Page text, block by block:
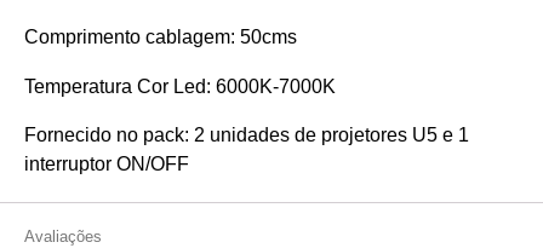
Comprimento cablagem: 50cms
Temperatura Cor Led: 6000K-7000K
Fornecido no pack: 2 unidades de projetores U5 e 1
interruptor ON/OFF
Avaliações